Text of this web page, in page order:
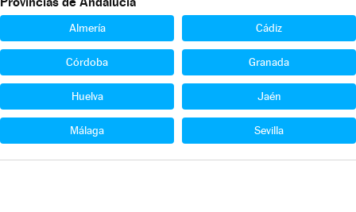
Almería Cádiz
Córdoba Granada
Huelva Jaén
Málaga Sevilla